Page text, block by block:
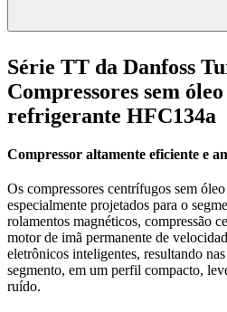
Série TT da Danfoss
Compressores sem
refrigerante HFC134a
Compressor altamente eficiente e
Os compressores centrífugos sem
especialmente projetados para o
rolamentos magnéticos, compressão
motor de imã permanente de
eletrônicos inteligentes, resultando
segmento, em um perfil compacto,
ruído.